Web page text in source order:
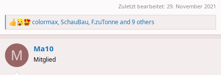
Zuletzt bearbeitet: 29. November 2021
R
e
a
c
i
colormax,SchauBau, F.zuTonneand 9 others
M Ma10
Mitglied